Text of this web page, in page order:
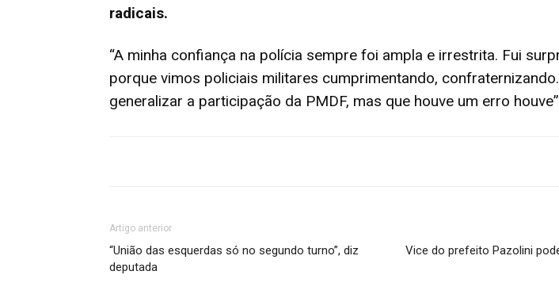
radicais.
“A minha confiança na polícia sempre foi ampla e irrestrita. Fui
porque vimos policiais militares cumprimentando,
generalizar a participação da PMDF, mas que houve um erro
Artigo anterior
“União das esquerdas só no segundo turno”, diz
deputada
Vice do prefeito Pazolini